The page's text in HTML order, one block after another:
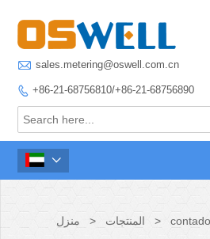
 sales.metering@oswell.com.cn
 +86-21-68756810/+86-21-68756890

منزل > المنتجات >